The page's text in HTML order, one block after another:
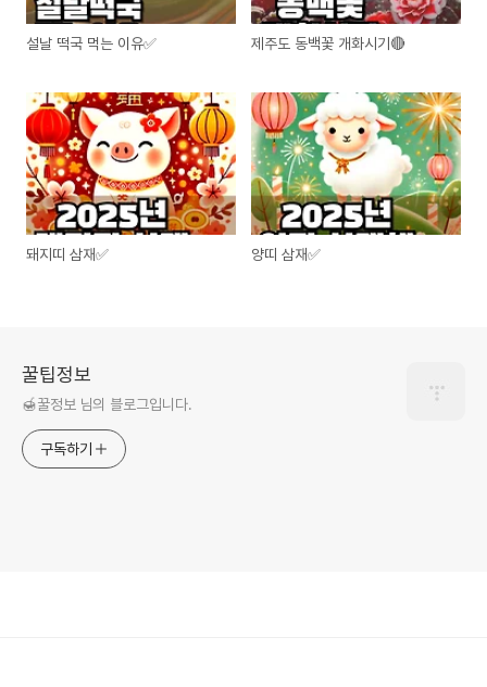
설날 떡국 먹는 이유✅ 제주도 동백꽃 개화시기🔴
돼지띠 삼재✅ 양띠 삼재✅
꿀팁정보
🍯꿀정보 님의 블로그입니다.
구독하기